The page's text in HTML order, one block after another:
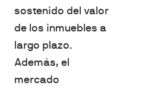
sostenido del valor
de los inmuebles a
largo plazo.
Además, el
mercado